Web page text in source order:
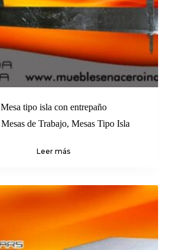
Mesa tipo isla con entrepaño
Mesas de Trabajo, Mesas Tipo Isla
Leer más